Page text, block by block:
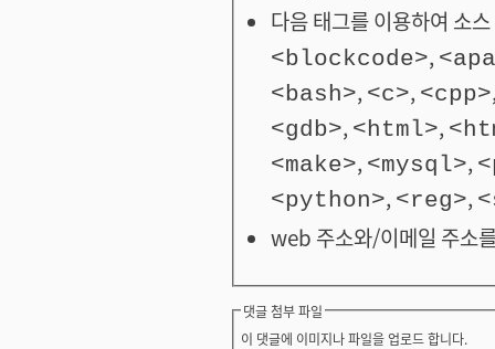
다음 태그를 이용하여 소
<blockcode>,
<bash>, <c>, <cpp>
<gdb>, <html>,
<make>, <mysql>,
<python>, <reg>,
web 주소와/이메일 주소
댓글 첨부 파일
이 댓글에 이미지나 파일을 업로드 합니다.